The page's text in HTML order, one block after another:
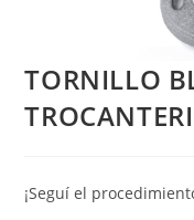
TORNILLO
¡Seguí el